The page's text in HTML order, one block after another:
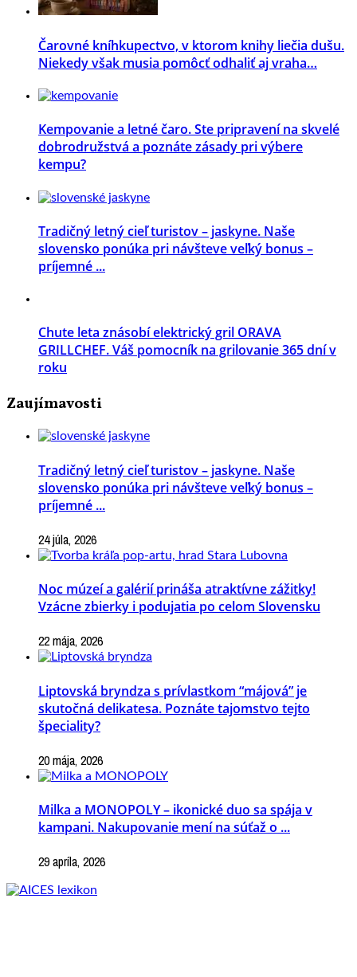
Čarovné kníhkupectvo, v ktorom knihy liečia dušu.
Niekedy však musia pomôcť odhaliť aj vraha…
Kempovanie a letné čaro. Ste pripravení na skvelé
dobrodružstvá a poznáte zásady pri výbere
kempu?
Tradičný letný cieľ turistov – jaskyne. Naše
slovensko ponúka pri návšteve veľký bonus –
príjemné ...
Chute leta znásobí elektrický gril ORAVA
GRILLCHEF. Váš pomocník na grilovanie 365 dní v
roku
Zaujímavosti
Tradičný letný cieľ turistov – jaskyne. Naše
slovensko ponúka pri návšteve veľký bonus –
príjemné ...
24 júla, 2026
Noc múzeí a galérií prináša atraktívne zážitky!
Vzácne zbierky i podujatia po celom Slovensku
22 mája, 2026
Liptovská bryndza s prívlastkom “májová” je
skutočná delikatesa. Poznáte tajomstvo tejto
špeciality?
20 mája, 2026
Milka a MONOPOLY – ikonické duo sa spája v
kampani. Nakupovanie mení na súťaž o ...
29 apríla, 2026